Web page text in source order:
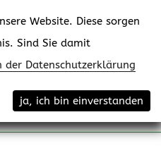
Menü
Website. Diese sorgen
Sind Sie damit
der Datenschutzerklärung
ja, ich bin einverstanden